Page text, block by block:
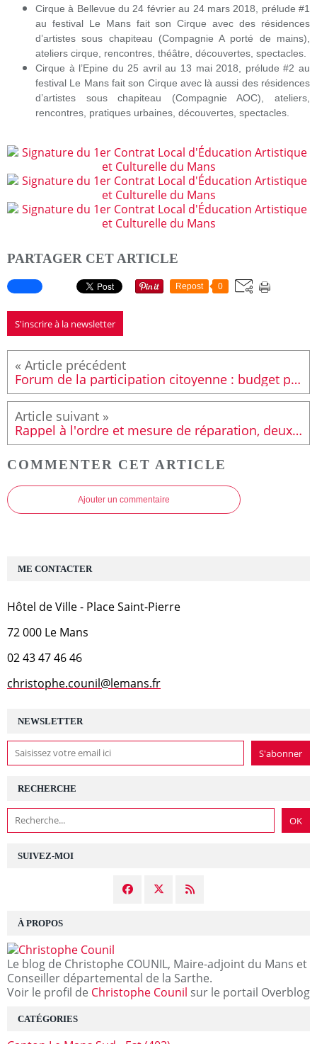
Cirque à Bellevue du 24 février au 24 mars 2018, prélude #1
au festival Le Mans fait son Cirque avec des résidences
d’artistes sous chapiteau (Compagnie A porté de mains),
ateliers cirque, rencontres, théâtre, découvertes, spectacles.
Cirque à l’Epine du 25 avril au 13 mai 2018, prélude #2 au
festival Le Mans fait son Cirque avec là aussi des résidences
d’artistes sous chapiteau (Compagnie AOC), ateliers,
rencontres, pratiques urbaines, découvertes, spectacles.
PARTAGER CET ARTICLE
Repost 0
S'inscrire à la newsletter
Forum de la participation citoyenne : budget participatif, journée citoyenne et internet citoyen
Rappel à l'ordre et mesure de réparation, deux nouvelles mesures contre les incivilités
COMMENTER CET ARTICLE
Ajouter un commentaire
NEWSLETTER
SUIVEZ-MOI
RECHERCHE
À PROPOS
Le blog de Christophe COUNIL, Maire-adjoint du Mans et
Conseiller départemental de la Sarthe.
Voir le profil de Christophe Counil sur le portail Overblog
CATÉGORIES
ME CONTACTER
Hôtel de Ville - Place Saint-Pierre
72 000 Le Mans
02 43 47 46 46
christophe.counil@lemans.fr